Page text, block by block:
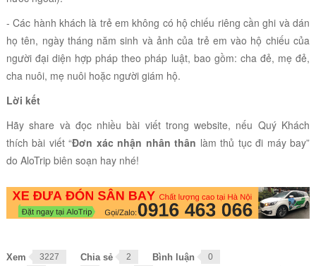
- Các hành khách là trẻ em không có hộ chiếu riêng cần ghi và dán
họ tên, ngày tháng năm sinh và ảnh của trẻ em vào hộ chiếu của
người đại diện hợp pháp theo pháp luật, bao gồm: cha đẻ, mẹ đẻ,
cha nuôi, mẹ nuôi hoặc người giám hộ.
Lời kết
Hãy share và đọc nhiều bài viết trong website, nếu Quý Khách
thích bài viết “Đơn xác nhận nhân thân làm thủ tục đi máy bay”
do AloTrip biên soạn hay nhé!
Xem 3227 Chia sẻ 2 Bình luận
0